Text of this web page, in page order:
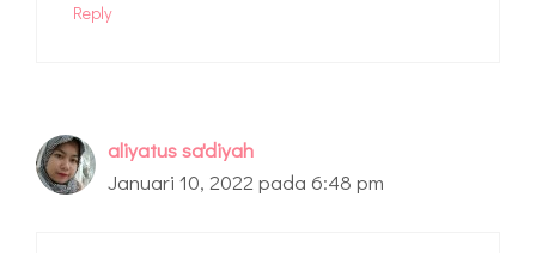
Reply
aliyatus sa'diyah
Januari 10, 2022 pada 6:48 pm